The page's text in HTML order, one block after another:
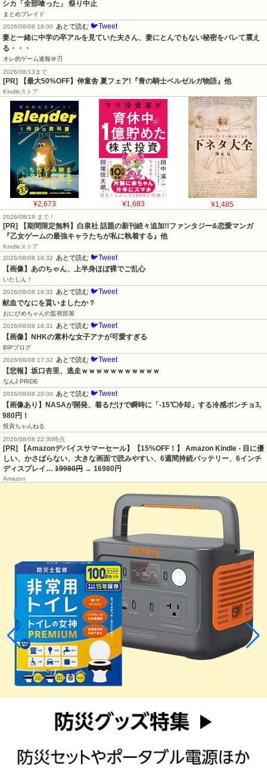
シカ「全部喰った」 祭り中止
まとめブレイド
2026/08/08 18:00
あとで読む 🐦Tweet
妻と一緒に中学の卒アルを見ていた夫さん、妻にとんでもない秘密をバレて震え
る・・・
オレ的ゲーム速報＠刃
2026/08/13まで
[PR] 【最大50%OFF】伸童舎 夏フェア!『青の騎士ベルゼルガ物語』他
Kindleストア
¥2,673 ¥1,683 ¥1,485
2026/08/18 まで！
[PR] 【期間限定無料】白泉社 話題の新刊続々追加!!ファンタジー&恋愛マンガ
『乙女ゲームの最強キャラたちが私に執着する』他
Kindleストア
2026/08/08 18:32
あとで読む 🐦Tweet
【画像】あのちゃん、上半身ほぼ裸でご乱心
いたしん！
2026/08/08 18:32
あとで読む 🐦Tweet
献血でなにを貰いましたか？
おにひめちゃんの監視部屋
2026/08/08 18:31
あとで読む 🐦Tweet
【画像】NHKの素朴な女子アナが可愛すぎる
BIPブログ
2026/08/08 17:32
あとで読む 🐦Tweet
【悲報】坂口杏里、逃走ｗｗｗｗｗｗｗｗｗｗｗ
なんJ PRIDE
2026/08/08 20:00
あとで読む 🐦Tweet
【画像あり】NASAが開発、着るだけで瞬時に「-15℃冷却」する冷感ポンチョ3,
980円！
投資ちゃんねる
2026/08/08 22:30時点
[PR] 【Amazonデバイスサマーセール】【15%OFF！】 Amazon Kindle - 目に優
しい、かさばらない、大きな画面で読みやすい、6週間持続バッテリー、6インチ
ディスプレイ… 19980円 → 16980円
Amazon